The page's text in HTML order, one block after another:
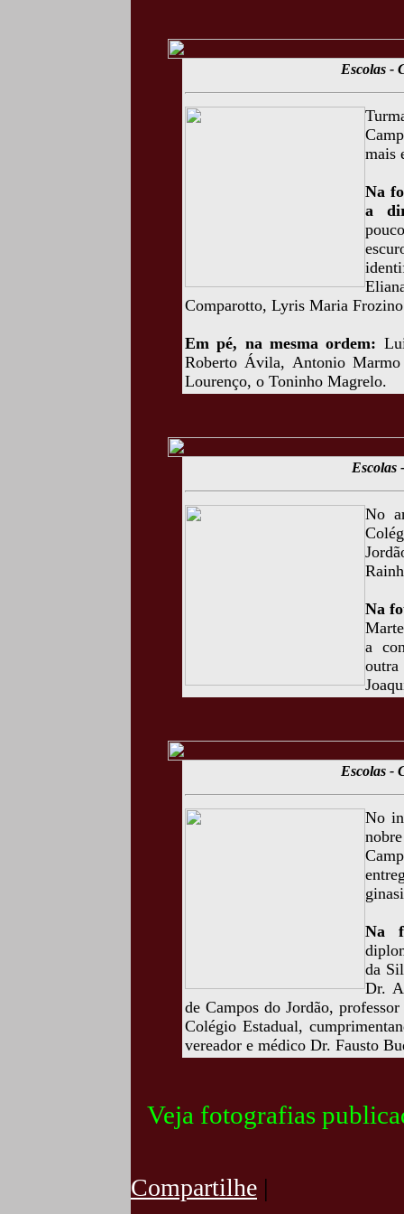
Escolas -
mais
Na
a
Comparotto, Lyris Maria
Em pé, na mesma ordem:
Roberto Ávila, Antonio
Lourenço, o Toninho Magrelo.
Escolas
No
Na
a
Escolas -
No
Na
da
Dr.
de Campos do Jordão,
Colégio Estadual,
vereador e médico Dr. Fausto
Veja fotografias
Compartilhe |